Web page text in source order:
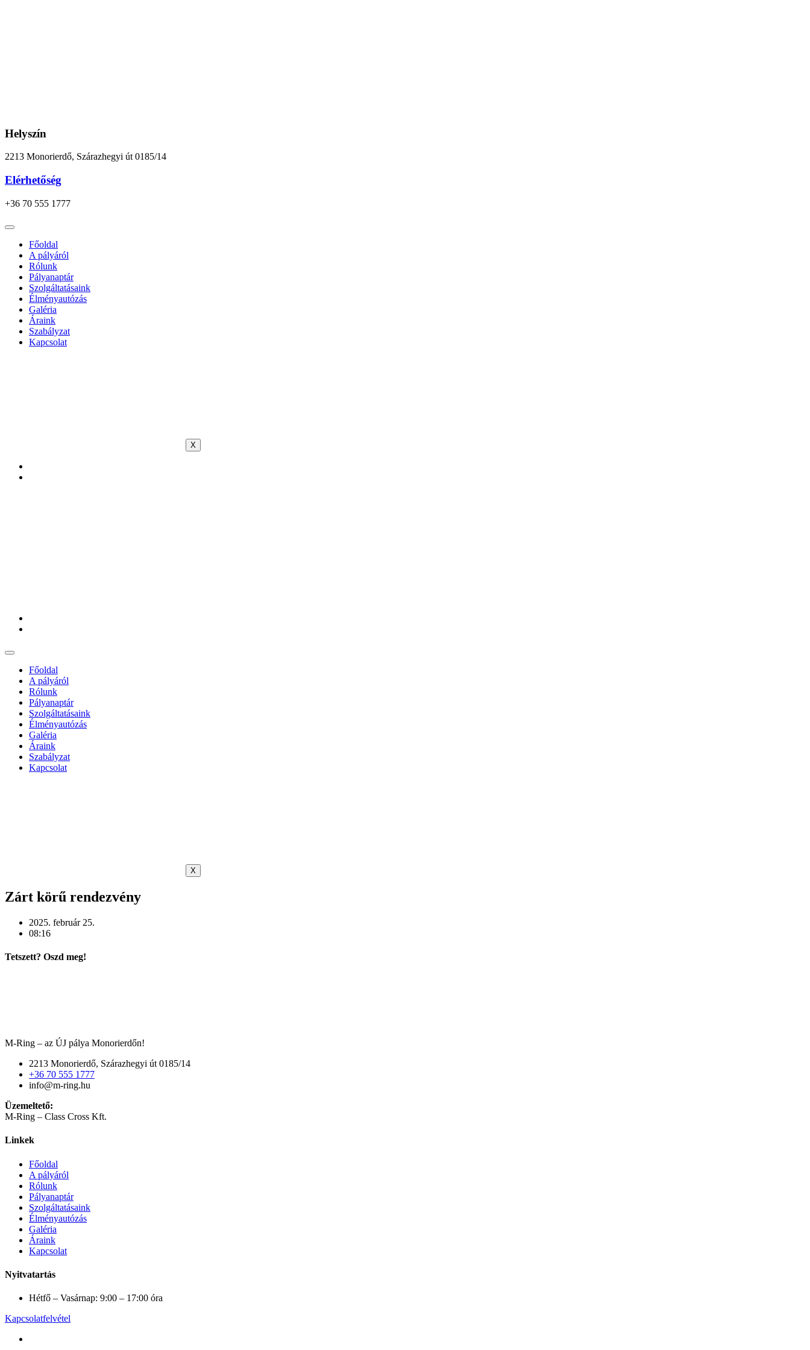
Helyszín
2213 Monorierdő, Szárazhegyi út 0185/14
Elérhetőség
+36 70 555 1777
Főoldal
A pályáról
Rólunk
Pályanaptár
Szolgáltatásaink
Élményautózás
Galéria
Áraink
Szabályzat
Kapcsolat
X
Főoldal
A pályáról
Rólunk
Pályanaptár
Szolgáltatásaink
Élményautózás
Galéria
Áraink
Szabályzat
Kapcsolat
X
Zárt körű rendezvény
2025. február 25.
08:16
Tetszett? Oszd meg!
M-Ring – az ÚJ pálya Monorierdőn!
2213 Monorierdő, Szárazhegyi út 0185/14
+36 70 555 1777
info@m-ring.hu
Üzemeltető:
M-Ring – Class Cross Kft.
Linkek
Főoldal
A pályáról
Rólunk
Pályanaptár
Szolgáltatásaink
Élményautózás
Galéria
Áraink
Kapcsolat
Nyitvatartás
Hétfő – Vasárnap: 9:00 – 17:00 óra
Kapcsolatfelvétel